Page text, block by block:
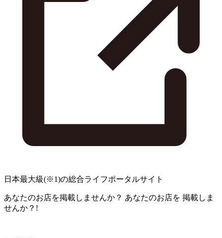
日本最大級(※1)の総合ライフポータルサイト
あなたのお店を掲載しませんか？ あなたのお店を 掲載しま
せんか？!